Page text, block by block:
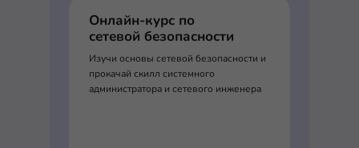
Онлайн-курс по
сетевой безопасности
Изучи основы сетевой безопасности и
прокачай скилл системного
администратора и сетевого инженера